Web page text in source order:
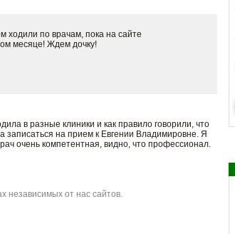
ходили по врачам, пока на сайте
месяце! Ждем дочку!
в разные клиники и как правило говорили, что
на прием к Евгении Владимировне. Я
очень компетентная, видно, что профессионал.
независимых от нас сайтов.